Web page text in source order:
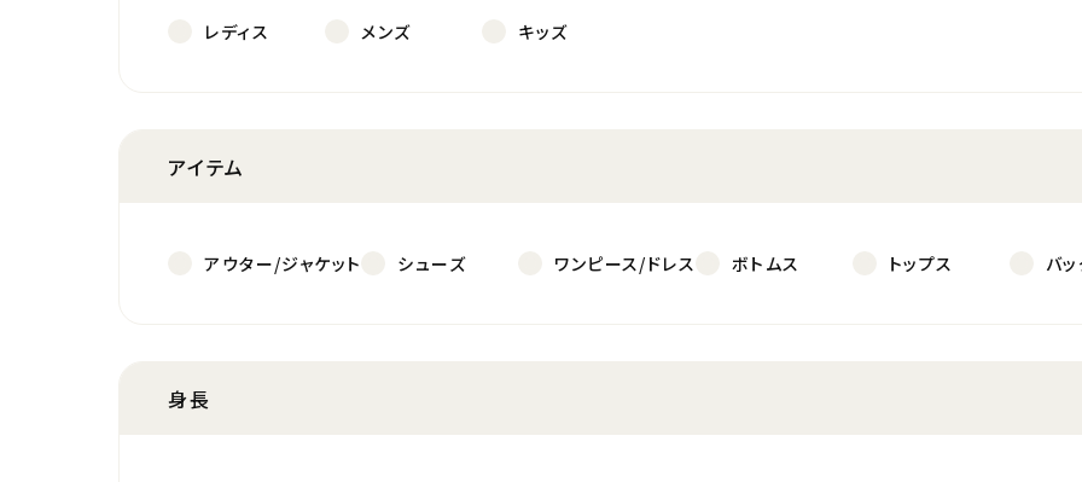
レディス メンズ キッズ
アイテム
アウター/ジャケット シューズ ワンピース/ドレス ボトムス トップス バ
身長